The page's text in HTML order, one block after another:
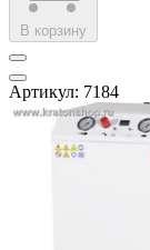
В корзину
Артикул: 7184